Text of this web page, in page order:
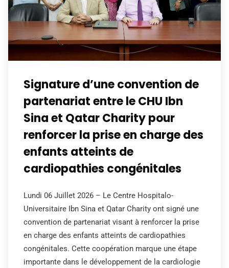
Signature d’une convention de
partenariat entre le CHU Ibn
Sina et Qatar Charity pour
renforcer la prise en charge des
enfants atteints de
cardiopathies congénitales
Lundi 06 Juillet 2026 – Le Centre Hospitalo-
Universitaire Ibn Sina et Qatar Charity ont signé une
convention de partenariat visant à renforcer la prise
en charge des enfants atteints de cardiopathies
congénitales. Cette coopération marque une étape
importante dans le développement de la cardiologie